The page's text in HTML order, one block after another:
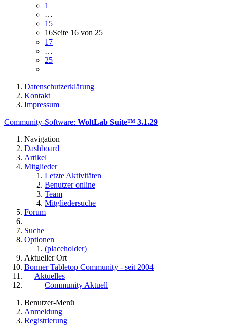
1
…
15
16Seite 16 von 25
17
…
25
Datenschutzerklärung
Kontakt
Impressum
Community-Software: WoltLab Suite™ 3.1.29
Navigation
Dashboard
Artikel
Mitglieder
Letzte Aktivitäten
Benutzer online
Team
Mitgliedersuche
Forum
Suche
Optionen
(placeholder)
Aktueller Ort
Bonner Tabletop Community - seit 2004
Aktuelles
Community Aktuell
Benutzer-Menü
Anmeldung
Registrierung